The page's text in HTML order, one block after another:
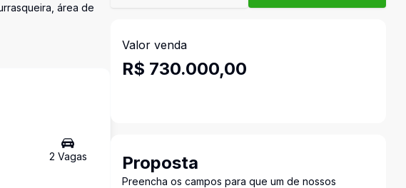
área de
2 Vagas
Valor venda
R$ 730.000,00
Proposta
Preencha os campos para que um de nossos